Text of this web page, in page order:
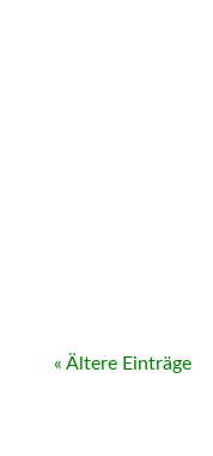
« Ältere Einträge